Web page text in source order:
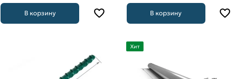
В корзину В корзину
Хит